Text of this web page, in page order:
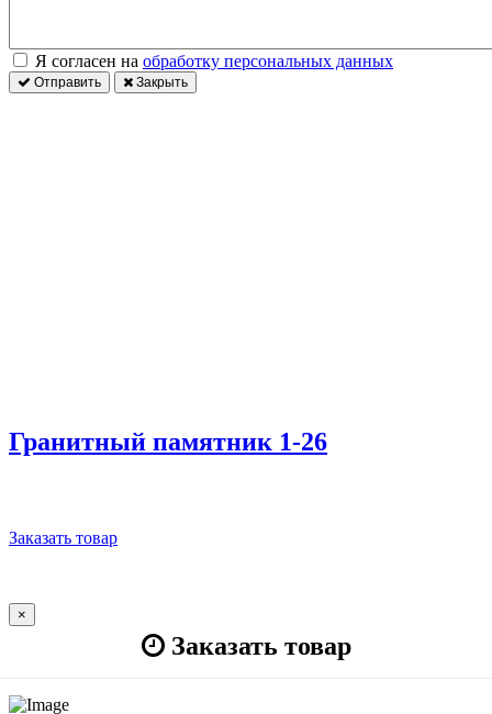
Я согласен на обработку персональных данных
Отправить Закрыть
Гранитный памятник 1-26
Заказать товар
×
Заказать товар